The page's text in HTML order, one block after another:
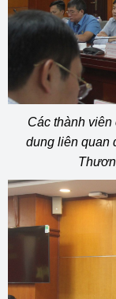
Các thành
dung liên quan